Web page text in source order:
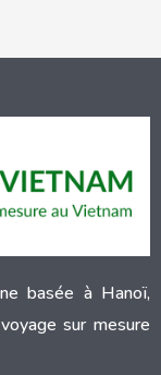
basée à Hanoï,
sur mesure